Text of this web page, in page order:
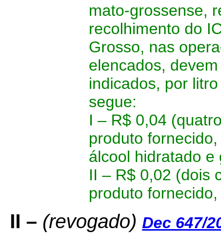
mato-grossense,
recolhimento do
Grosso, nas
elencados,
indicados, por
segue:
I – R$ 0,04
produto
álcool hidratado e
II – R$ 0,02 (dois
produto
II – (revogado) Dec 647/